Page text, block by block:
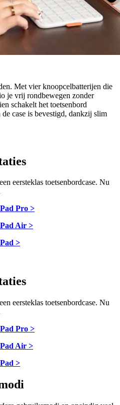
Met vier knoopcelbatterijen die
je vrij rondbewegen zonder
schakelt het toetsenbord
case is bevestigd, dankzij slim
eersteklas toetsenbordcase. Nu
Pro >
Air >
>
eersteklas toetsenbordcase. Nu
Pro >
Air >
>